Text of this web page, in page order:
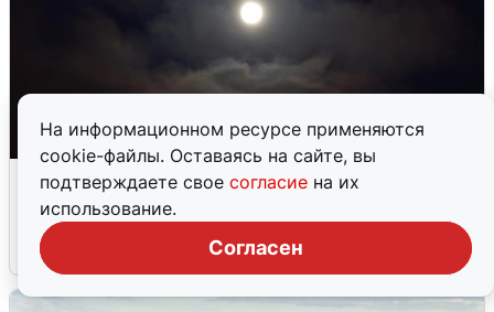
На информационном ресурсе применяются
cookie-файлы. Оставаясь на сайте, вы
подтверждаете свое согласие на их
использование.
Согласен
Взрывы в Воронеже после сигнала
тревоги
5 августа